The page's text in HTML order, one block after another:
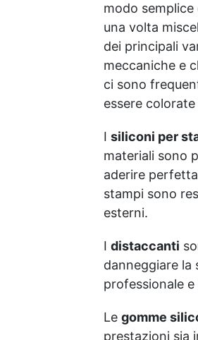
modo
una volta
dei principali
meccaniche e
ci sono
essere
I siliconi per
materiali sono
aderire
stampi sono
esterni.
I distaccanti
danneggiare la
professionale
Le gomme
prestazioni sia